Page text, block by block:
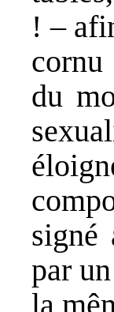
! –
du
signé
par
la